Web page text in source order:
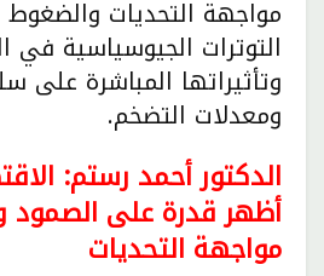
مواجهة التحديات والضغوط
التوترات الجيوسياسية في
وتأثيراتها المباشرة على
ومعدلات التضخم.
الدكتور أحمد رستم:
أظهر قدرة على الصمود
مواجهة التحديات